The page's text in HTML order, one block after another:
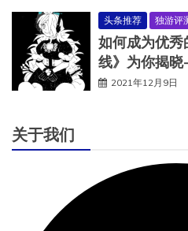
头条推荐 独游评
如何成为优
线》为你揭
2021年12月9日
关于我们